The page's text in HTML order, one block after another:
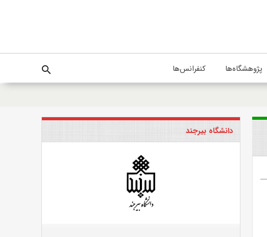
پژوهشگاه‌ها کنفرانس‌ها search
دانشگاه بیرجند